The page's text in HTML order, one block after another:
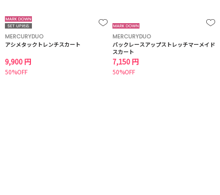
MERCURYDUO
アシメタックトレンチスカート
9,900 円
50%OFF
MERCURYDUO
バックレースアップストレッチマーメイド
スカート
7,150 円
50%OFF